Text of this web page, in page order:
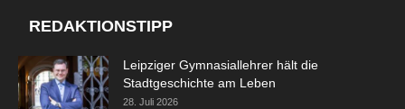
REDAKTIONSTIPP
Leipziger Gymnasiallehrer hält die
Stadtgeschichte am Leben
28. Juli 2026